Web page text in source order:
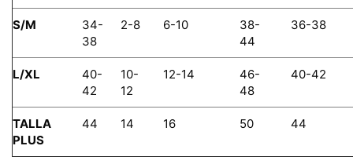
S/M
34-
38
2-8 6-10
38-
44
36-38
L/XL
40-
42
10-
12
12-14
46-
48
40-42
TALLA
PLUS
44 14 16 50 44